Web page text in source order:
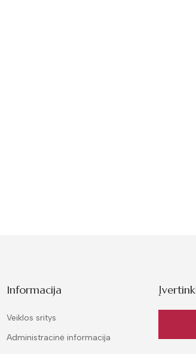
Informacija
Veiklos sritys
Administracinė informacija